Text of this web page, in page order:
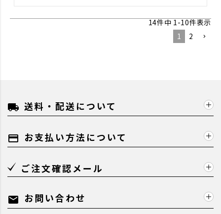
14件中1-10件表示
1
2
local_shipping 送料・配送について
payment お支払い方法について
ご注文確認メール
mail お問い合わせ